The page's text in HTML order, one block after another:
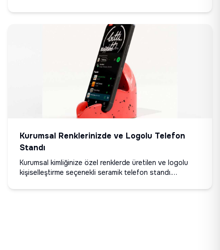
Geleneksel cilt tekniği ile üretilen bu defterler, yönetici
hediyeleri ve kurumsal etkinliklerde değerli bir ifade
aracı haline geliyor. Değiştirilebilir kağıt sistemi
sayesinde yıllarca kullanılabilen kalıcı bir tasarım. MBA
programları ve liderlik etkinliklerinde [DenizBank]
(/vaka/denizbank-vizyon-defter-atolyesi) gibi kurumlar
tarafından tercih edildi.
Kurumsal Renklerinizde ve Logolu Telefon
Standı
Kurumsal kimliğinize özel renklerde üretilen ve logolu
kişiselleştirme seçenekli seramik telefon standı.